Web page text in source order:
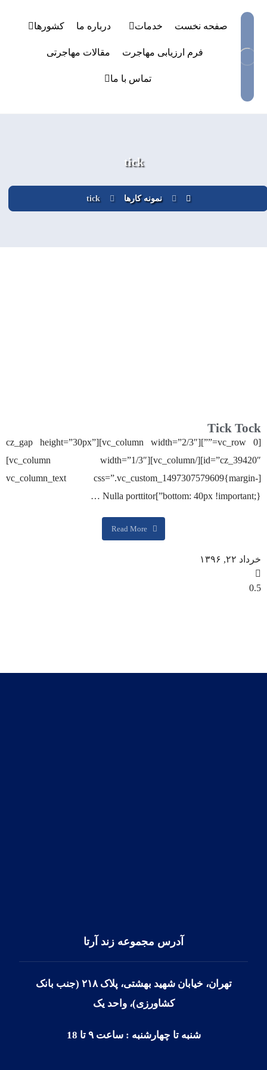
صفحه نخست خدمات درباره ما کشورها
فرم ارزیابی مهاجرت مقالات مهاجرتی
تماس با ما
tick
نمونه کارها tick
Tick Tock
[vc_row 0=””][vc_column width=”2/3″][cz_gap height=”30px”
id=”cz_39420″][/vc_column][vc_column width=”1/3″]
[vc_column_text css=”.vc_custom_1497307579609{margin-
bottom: 40px !important;}”]Nulla porttitor …
Read More
خرداد ۲۲, ۱۳۹۶
آدرس مجموعه زند آرتا
تهران، خیابان شهید بهشتی، پلاک ۲۱۸ (جنب بانک
کشاورزی)، واحد یک
شنبه تا چهارشنبه : ساعت ۹ تا 18